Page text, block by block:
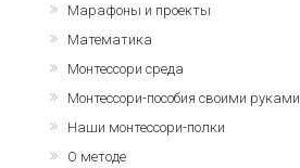
Марафоны и проекты
Математика
Монтессори среда
Монтессори-пособия своими руками
Наши монтессори-полки
О методе